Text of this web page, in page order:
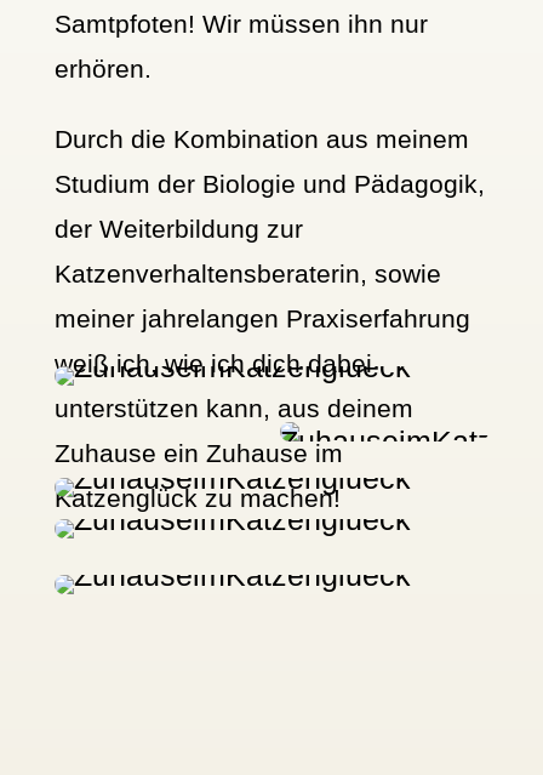
Samtpfoten! Wir müssen ihn nur
erhören.
Durch die Kombination aus meinem
Studium der Biologie und Pädagogik,
der Weiterbildung zur
Katzenverhaltensberaterin, sowie
meiner jahrelangen Praxiserfahrung
weiß ich, wie ich dich dabei
unterstützen kann, aus deinem
Zuhause ein Zuhause im
Katzenglück zu machen!